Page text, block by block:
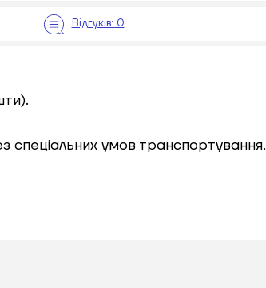
спеціальних умов транспортування.